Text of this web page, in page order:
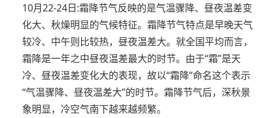
10月22-24日:霜降节气反映的是气温骤降、昼夜温差变
化大、秋燥明显的气候特征。霜降节气特点是早晚天气
较冷、中午则比较热，昼夜温差大。就全国平均而言，
霜降是一年之中昼夜温差最大的时节。由于“霜”是天
冷、昼夜温差变化大的表现，故以“霜降”命名这个表示
“气温骤降、昼夜温差大”的时节。霜降节气后，深秋景
象明显，冷空气南下越来越频繁。